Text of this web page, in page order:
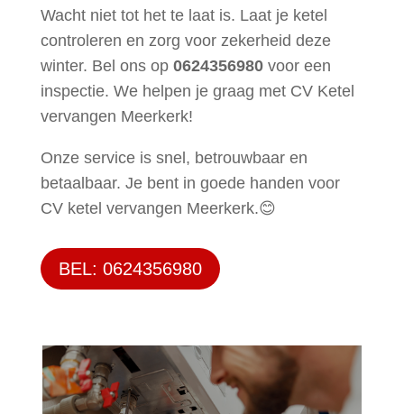
Wacht niet tot het te laat is. Laat je ketel
controleren en zorg voor zekerheid deze
winter. Bel ons op 0624356980voor een
inspectie. We helpen je graag met CV Ketel
vervangen Meerkerk!
Onze service is snel, betrouwbaar en
betaalbaar. Je bent in goede handen voor
CV ketel vervangen Meerkerk.😊
BEL: 0624356980